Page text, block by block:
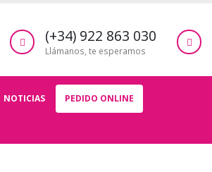
(+34) 922 863 030
Llámanos, te esperamos
NOTICIAS PEDIDO ONLINE